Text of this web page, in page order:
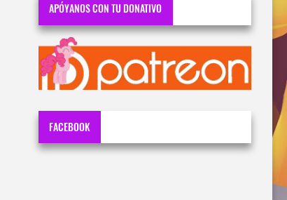
APÓYANOS CON TU DONATIVO
FACEBOOK